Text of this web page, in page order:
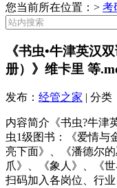
您当前所在位置：> 考
《书虫•牛津英汉
册）》维卡里 等
发布： 经管之家 | 分类
内容简介《书虫?牛津
虫1级图书：《爱情与
亮下面》、《潘德尔
爪》、《象人》、《
扫码加入各岗位、行